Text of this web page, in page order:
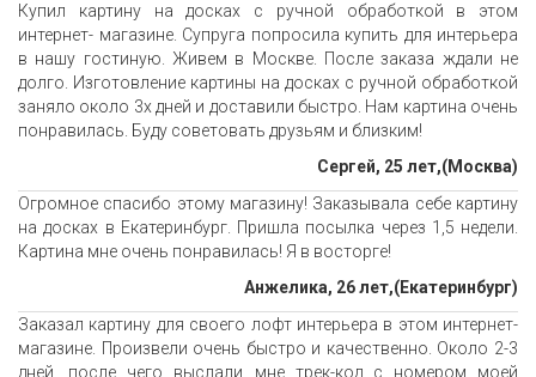
Купил картину на досках с ручной обработкой в этом
интернет- магазине. Супруга попросила купить для интерьера
в нашу гостиную. Живем в Москве. После заказа ждали не
долго. Изготовление картины на досках с ручной обработкой
заняло около 3х дней и доставили быстро. Нам картина очень
понравилась. Буду советовать друзьям и близким!
Сергей, 25 лет,(Москва)
Огромное спасибо этому магазину! Заказывала себе картину
на досках в Екатеринбург. Пришла посылка через 1,5 недели.
Картина мне очень понравилась! Я в восторге!
Анжелика, 26 лет,(Екатеринбург)
Заказал картину для своего лофт интерьера в этом интернет-
магазине. Произвели очень быстро и качественно. Около 2-3
дней, после чего выслали мне трек-код с номером моей